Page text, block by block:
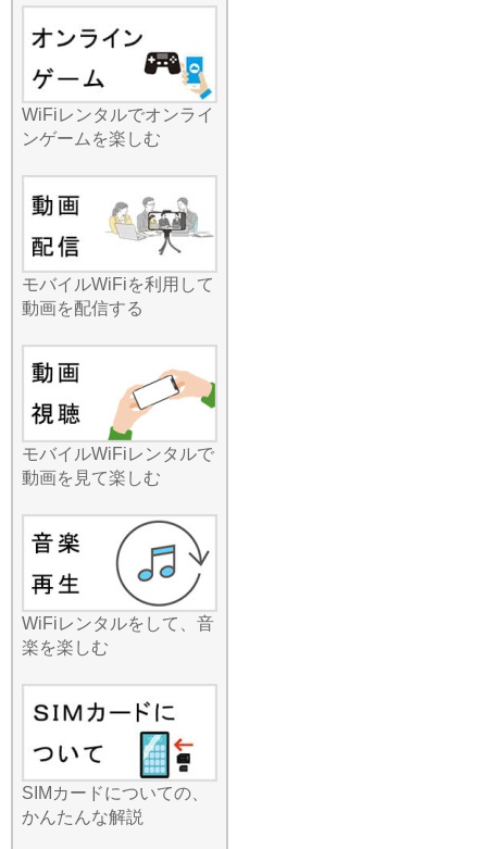
適にするためのパートナー
として、ぜひ当店をご指名
2026.7.15
「Wi-Fiルーターの設定って
難しそう」と思っていませ
んか？みんなのWi-Fiの国内
レンタルなら、そんな心配
は無用です。端末が到着し
たら、電源を入れてスマホ
にパスワードを入力するだ
け。特別な技術知識や煩わ
しいアプリの設定などは一
切必要ありません。到着し
が始まります。最近では小
中学生のタブレット学習
や、高齢者の方のビデオ通
話利用も増えていますが、
どなたでも直感的に使える
操作性が支持されていま
す。夏休み期間や年末年始
は予約が集中し、人気機種
が在庫切れになることも予
想されます。最新の時事ネ
タでも旅行需要の回復が報
じられていますが、余裕を
持った早めのご予約をお勧
めいたします！手軽に始め
ぐ確保しましょう。
2026.7.8
みんなのWi-Fiが提供するル
ーターは、スマホ、タブレ
ット、PCを同時に複数台つ
なげる「マルチデバイス接
WiFiレンタルでオンライ
ンゲームを楽しむ
モバイルWiFiを利用して
動画を配信する
モバイルWiFiレンタルで
動画を見て楽しむ
WiFiレンタルをして、音
楽を楽しむ
SIMカードについての、
かんたんな解説